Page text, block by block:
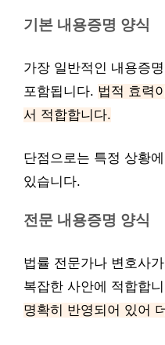
기본 내용증명 양식
가장 일반적인 내용증
포함됩니다. 법적 효력
서 적합합니다.
단점으로는 특정 상황
있습니다.
전문 내용증명 양식
법률 전문가나 변호사
복잡한 사안에 적합합
명확히 반영되어 있어